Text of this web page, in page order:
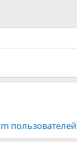
пользователей